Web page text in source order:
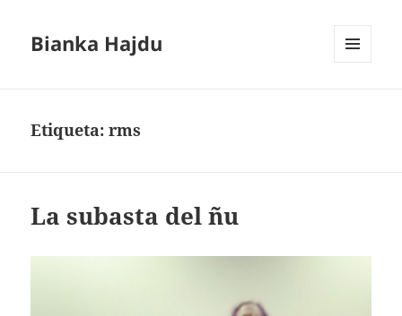
Bianka Hajdu
Etiqueta:rms
La subasta del ñu